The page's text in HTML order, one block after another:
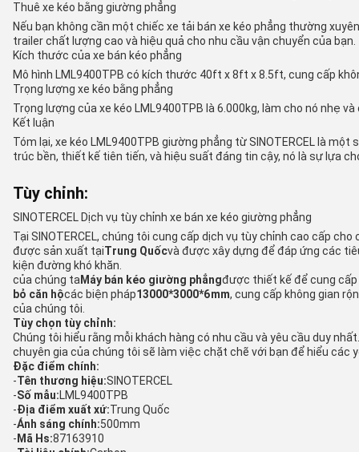
Thuê xe kéo bằng giường phẳng
Nếu bạn không cần một chiếc xe tải bán xe kéo phẳng thường
trailer chất lượng cao và hiệu quả cho nhu cầu vận chuyển của bạn.
Kích thước của xe bán kéo phẳng
Mô hình LML9400TPB có kích thước 40ft x 8ft x 8.5ft, cung cấp
Trọng lượng xe kéo bằng phẳng
Trọng lượng của xe kéo LML9400TPB là 6.000kg, làm cho nó nhẹ
Kết luận
Tóm lại, xe kéo LML9400TPB giường phẳng từ SINOTERCEL là
trúc bền, thiết kế tiên tiến, và hiệu suất đáng tin cậy, nó là sự lựa
Tùy chỉnh:
SINOTERCEL Dịch vụ tùy chỉnh xe bán xe kéo giường phẳng
Tại SINOTERCEL, chúng tôi cung cấp dịch vụ tùy chỉnh cao cấp
được sản xuất tạiTrung Quốcvà được xây dựng để đáp ứng các
kiện đường khó khăn.
của chúng ta Máy bán kéo giường phẳngđược thiết kế để cung cấp
bỏ căn hộcác biện pháp13000*3000*6mm, cung cấp không gian
của chúng tôi.
Tùy chọn tùy chỉnh:
Chúng tôi hiểu rằng mỗi khách hàng có nhu cầu và yêu cầu duy
chuyên gia của chúng tôi sẽ làm việc chặt chẽ với bạn để hiểu các
Đặc điểm chính:
-Tên thương hiệu:SINOTERCEL
-Số mẫu:LML9400TPB
-Địa điểm xuất xứ:Trung Quốc
-Ánh sáng chính:500mm
- Mã Hs:87163910